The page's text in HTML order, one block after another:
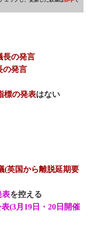
長の発言
の発言
標の発表はない
(英国から離脱延期要
表を控える
(3月19日・20日開催